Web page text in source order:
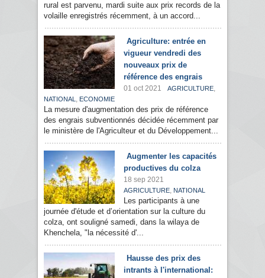
rural est parvenu, mardi suite aux prix records de la
volaille enregistrés récemment, à un accord...
Agriculture: entrée en
vigueur vendredi des
nouveaux prix de
référence des engrais
01 oct 2021 AGRICULTURE,
NATIONAL , ECONOMIE
La mesure d'augmentation des prix de référence
des engrais subventionnés décidée récemment par
le ministère de l'Agriculteur et du Développement...
Augmenter les capacités
productives du colza
18 sep 2021
AGRICULTURE, NATIONAL
Les participants à une
journée d'étude et d’orientation sur la culture du
colza, ont souligné samedi, dans la wilaya de
Khenchela, "la nécessité d'...
Hausse des prix des
intrants à l'international: